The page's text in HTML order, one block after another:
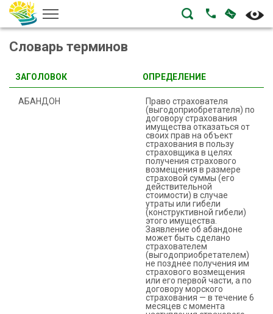
ПОЗВОНИТЬ
Словарь терминов
ЗАГОЛОВОК ОПРЕДЕЛЕНИЕ
АБАНДОН
Право страхователя
(выгодоприобретателя) по
договору страхования
имущества отказаться от
своих прав на объект
страхования в пользу
страховщика в целях
получения страхового
возмещения в размере
страховой суммы (его
действительной
стоимости) в случае
утраты или гибели
(конструктивной гибели)
этого имущества.
Заявление об абандоне
может быть сделано
страхователем
(выгодоприобретателем)
не позднее получения им
страхового возмещения
или его первой части, а по
договору морского
страхования — в течение 6
месяцев с момента